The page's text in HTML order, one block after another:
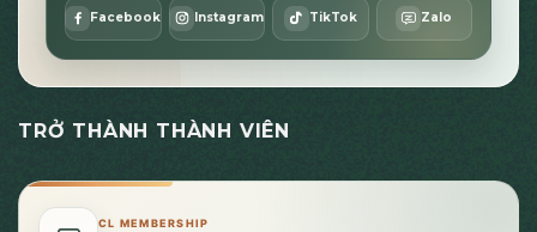
Facebook Instagram TikTok Zalo
TRỞ THÀNH THÀNH VIÊN
CL MEMBERSHIP